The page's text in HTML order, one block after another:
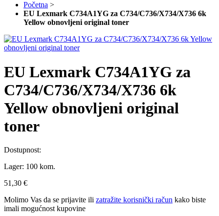
Početna >
EU Lexmark C734A1YG za C734/C736/X734/X736 6k
Yellow obnovljeni original toner
EU Lexmark C734A1YG za
C734/C736/X734/X736 6k
Yellow obnovljeni original
toner
Dostupnost:
Lager: 100 kom.
51,30 €
Molimo Vas da se prijavite ili zatražite korisnički račun kako biste
imali mogućnost kupovine